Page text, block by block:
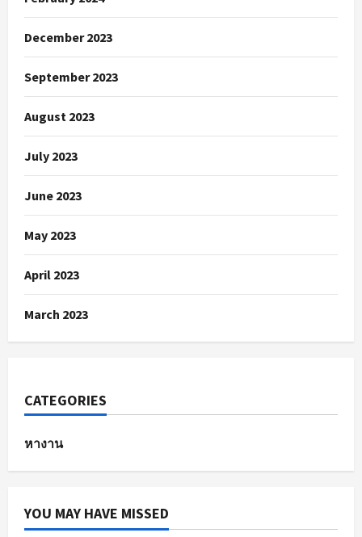
December 2023
September 2023
August 2023
July 2023
June 2023
May 2023
April 2023
March 2023
CATEGORIES
หางาน
YOU MAY HAVE MISSED